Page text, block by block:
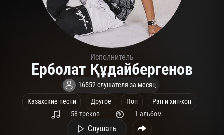
Исполнитель
Ерболат Құдайбергенов
16552 слушателя за месяц
Казахские песни
Другое Поп
Рэп и хип-хоп
58 треков
1 альбом
Слушать